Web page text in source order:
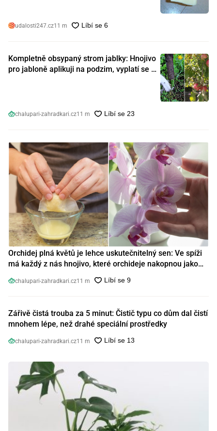
udalosti247.cz11 m
Kompletně obsypaný strom jablky: Hnojivo
pro jabloně aplikuji na podzim, vyplatí se s
chalupari-zahradkari.cz11 m
Orchidej plná květů je lehce uskutečnitelný sen: Ve spíži
má každý z nás hnojivo, které orchideje nakopnou jako
chalupari-zahradkari.cz11 m
Zářivě čistá trouba za 5 minut: Čistič typu co dům dal čistí
mnohem lépe, než drahé speciální prostředky
chalupari-zahradkari.cz11 m